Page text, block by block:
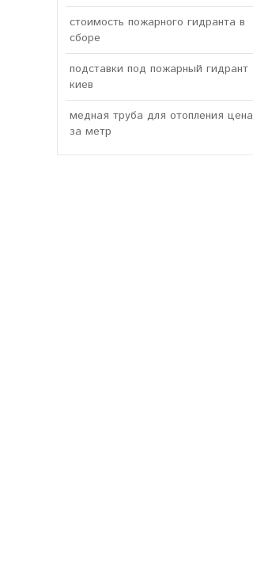
стоимость пожарного гидранта в
сборе
подставки под пожарный гидрант
киев
медная труба для отопления цена
за метр